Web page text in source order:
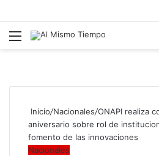
Menú
Inicio/Nacionales/ONAPI realiza
aniversario sobre rol de
fomento de las innovaciones
Nacionales